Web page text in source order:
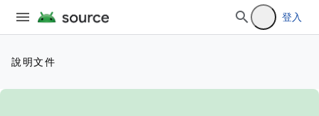
登入
說明文件